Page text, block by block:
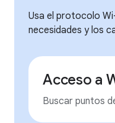
Usa el protocolo
necesidades y los
Acceso a
Buscar puntos